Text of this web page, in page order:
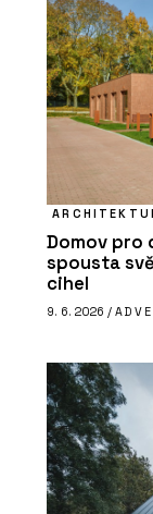
Domov pro
spousta
cihel
9. 6. 2026 /